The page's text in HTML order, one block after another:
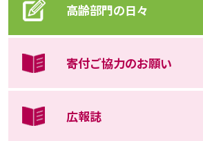
高齢部門の日々
寄付ご協力のお願い
広報誌